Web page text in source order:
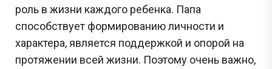
роль в жизни каждого ребенка. Папа
способствует формированию личности и
характера, является поддержкой и опорой на
протяжении всей жизни. Поэтому очень важно,